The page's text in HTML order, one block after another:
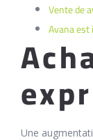
Vente de
Avana
Une